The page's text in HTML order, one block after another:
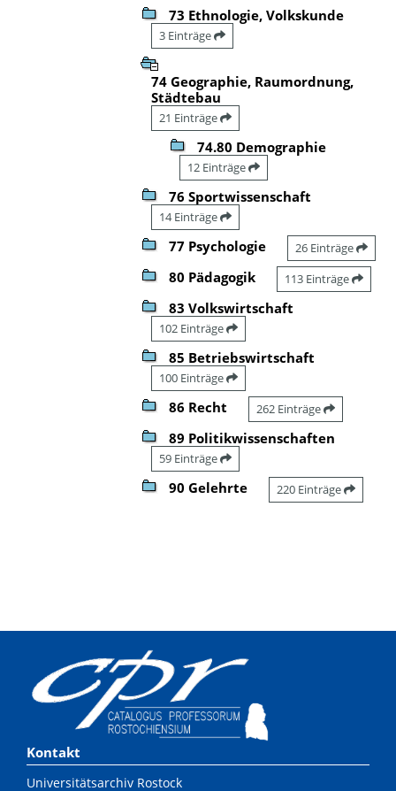
73 Ethnologie, Volkskunde
3 Einträge
74 Geographie, Raumordnung,
Städtebau
21 Einträge
74.80 Demographie
12 Einträge
76 Sportwissenschaft
14 Einträge
77 Psychologie 26 Einträge
80 Pädagogik 113 Einträge
83 Volkswirtschaft
102 Einträge
85 Betriebswirtschaft
100 Einträge
86 Recht 262 Einträge
89 Politikwissenschaften
59 Einträge
90 Gelehrte 220 Einträge
Kontakt
Universitätsarchiv Rostock